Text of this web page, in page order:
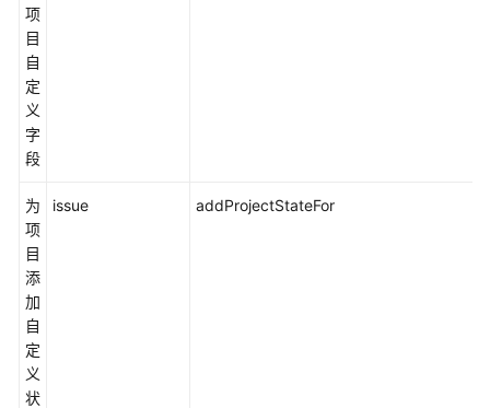
项
目
自
定
义
字
段
为
项
目
添
加
自
定
义
状
issue addProjectStateFor